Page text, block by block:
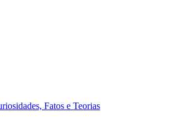
Fatos e Teorias